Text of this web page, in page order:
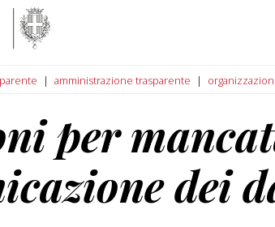
amministrazione trasparente
per
dei